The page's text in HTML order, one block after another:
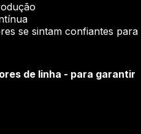
se sintam confiantes para
de linha - para garantir